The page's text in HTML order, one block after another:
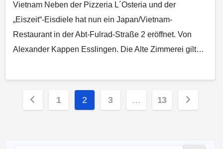
Vietnam Neben der Pizzeria L´Osteria und der
„Eiszeit“-Eisdiele hat nun ein Japan/Vietnam-
Restaurant in der Abt-Fulrad-Straße 2 eröffnet. Von
Alexander Kappen Esslingen. Die Alte Zimmerei gilt…
Seitennummerierung
der
1 2 3 … 13